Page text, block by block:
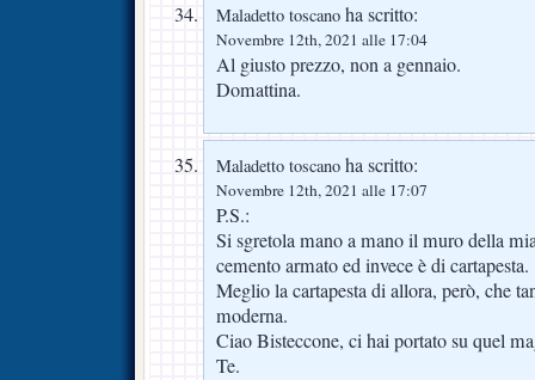
Maladetto toscano ha scritto:
Novembre 12th, 2021 alle 17:04
Al giusto prezzo, non a gennaio.
Domattina.
Maladetto toscano ha scritto:
Novembre 12th, 2021 alle 17:07
P.S.:
Si sgretola mano a mano il muro della
cemento armato ed invece è di cartapesta.
Meglio la cartapesta di allora, però, che
moderna.
Ciao Bisteccone, ci hai portato su quel
Te.